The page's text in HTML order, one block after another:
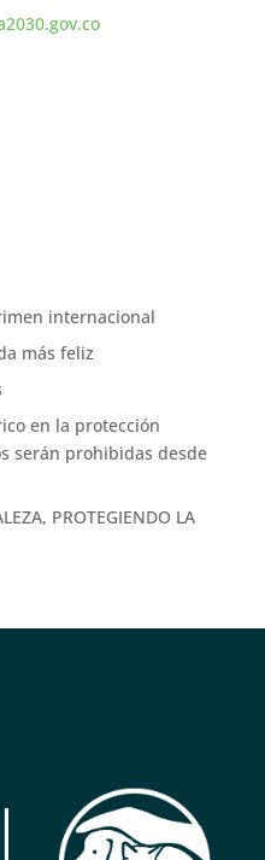
internacional
más feliz
en la protección
serán prohibidas desde
PROTEGIENDO LA